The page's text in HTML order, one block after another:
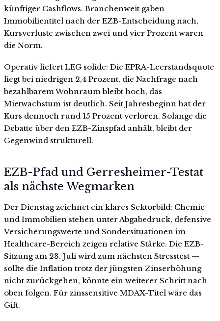
künftiger Cashflows. Branchenweit gaben
Immobilientitel nach der EZB-Entscheidung nach,
Kursverluste zwischen zwei und vier Prozent waren
die Norm.
Operativ liefert LEG solide: Die EPRA-Leerstandsquote
liegt bei niedrigen 2,4 Prozent, die Nachfrage nach
bezahlbarem Wohnraum bleibt hoch, das
Mietwachstum ist deutlich. Seit Jahresbeginn hat der
Kurs dennoch rund 15 Prozent verloren. Solange die
Debatte über den EZB-Zinspfad anhält, bleibt der
Gegenwind strukturell.
EZB-Pfad und Gerresheimer-Testat
als nächste Wegmarken
Der Dienstag zeichnet ein klares Sektorbild: Chemie
und Immobilien stehen unter Abgabedruck, defensive
Versicherungswerte und Sondersituationen im
Healthcare-Bereich zeigen relative Stärke. Die EZB-
Sitzung am 23. Juli wird zum nächsten Stresstest —
sollte die Inflation trotz der jüngsten Zinserhöhung
nicht zurückgehen, könnte ein weiterer Schritt nach
oben folgen. Für zinssensitive MDAX-Titel wäre das
Gift.